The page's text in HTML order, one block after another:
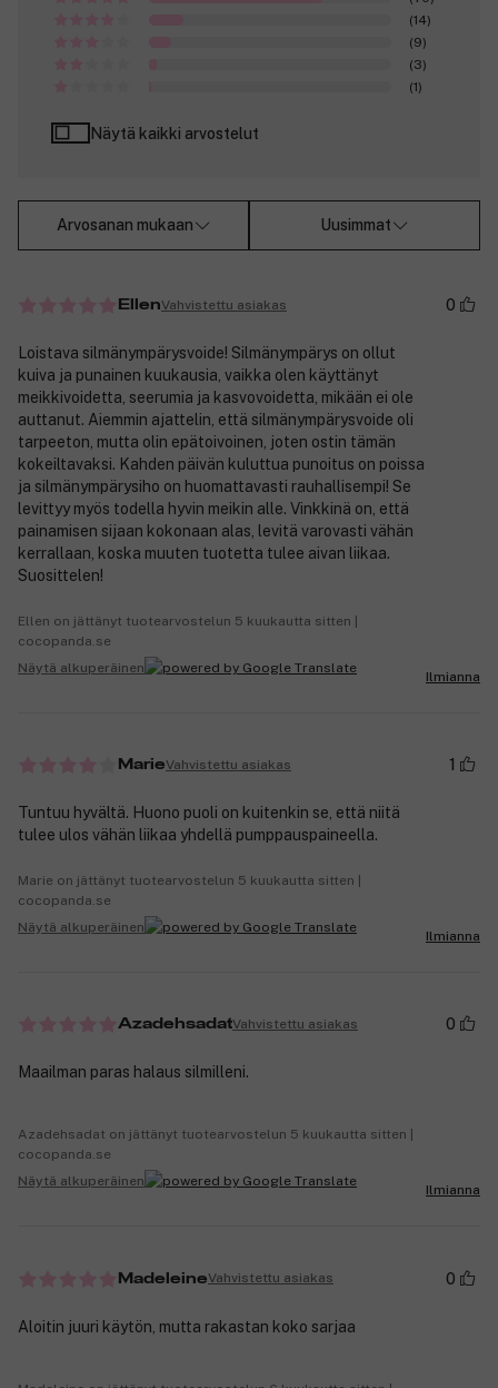
(14)
(9)
(3)
(1)
Näytä kaikki arvostelut
Arvosanan mukaan Uusimmat
EllenVahvistettu asiakas 0
Loistava silmänympärysvoide! Silmänympärys on ollut
kuiva ja punainen kuukausia, vaikka olen käyttänyt
meikkivoidetta, seerumia ja kasvovoidetta, mikään ei ole
auttanut. Aiemmin ajattelin, että silmänympärysvoide oli
tarpeeton, mutta olin epätoivoinen, joten ostin tämän
kokeiltavaksi. Kahden päivän kuluttua punoitus on poissa
ja silmänympärysiho on huomattavasti rauhallisempi! Se
levittyy myös todella hyvin meikin alle. Vinkkinä on, että
painamisen sijaan kokonaan alas, levitä varovasti vähän
kerrallaan, koska muuten tuotetta tulee aivan liikaa.
Suosittelen!
Ellen on jättänyt tuotearvostelun 5 kuukautta sitten |
cocopanda.se
Näytä alkuperäinen
Ilmianna
MarieVahvistettu asiakas 1
Tuntuu hyvältä. Huono puoli on kuitenkin se, että niitä
tulee ulos vähän liikaa yhdellä pumppauspaineella.
Marie on jättänyt tuotearvostelun 5 kuukautta sitten |
cocopanda.se
Näytä alkuperäinen
Ilmianna
AzadehsadatVahvistettu asiakas 0
Maailman paras halaus silmilleni.
Azadehsadat on jättänyt tuotearvostelun 5 kuukautta sitten |
cocopanda.se
Näytä alkuperäinen
Ilmianna
MadeleineVahvistettu asiakas 0
Aloitin juuri käytön, mutta rakastan koko sarjaa